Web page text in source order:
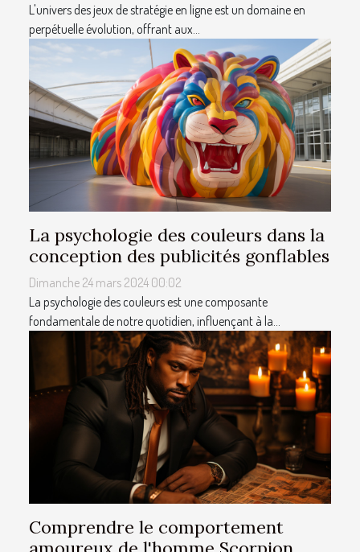
L'univers des jeux de stratégie en ligne est un domaine en
perpétuelle évolution, offrant aux...
La psychologie des couleurs dans la
conception des publicités gonflables
Dimanche 24 mars 2024 00:02
La psychologie des couleurs est une composante
fondamentale de notre quotidien, influençant à la...
Comprendre le comportement